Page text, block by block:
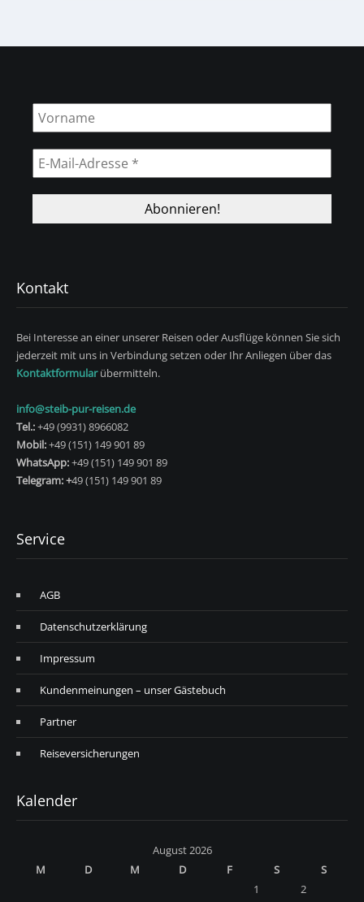
Kontakt
Bei Interesse an einer unserer Reisen oder Ausflüge können Sie sich
jederzeit mit uns in Verbindung setzen oder Ihr Anliegen über das
Kontaktformularübermitteln.
info@steib-pur-reisen.de
Tel.:+49 (9931) 8966082
Mobil:+49 (151) 149 901 89
WhatsApp:+49 (151) 149 901 89
Telegram: +49 (151) 149 901 89
Service
AGB
Datenschutzerklärung
Impressum
Kundenmeinungen – unser Gästebuch
Partner
Reiseversicherungen
Kalender
August 2026
M
D M D F S
S
1
2